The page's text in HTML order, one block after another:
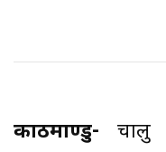
काठमाण्डु- चालु